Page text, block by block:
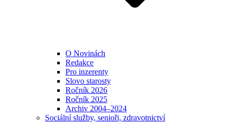
O Novinách
Redakce
Pro inzerenty
Slovo starosty
Ročník 2026
Ročník 2025
Archiv 2004–2024
Sociální služby, senioři, zdravotnictví